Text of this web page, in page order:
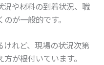
況や材料の到着状況、職
が一般的です。
けれど、現場の状況次第
が根付いています。